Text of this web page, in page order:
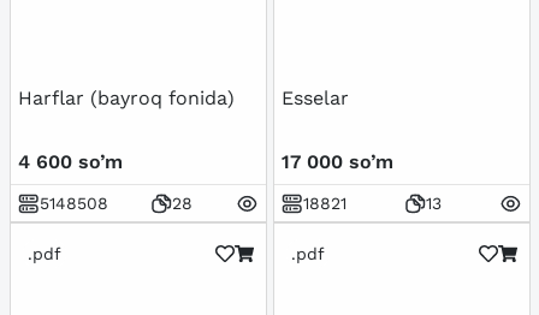
Harflar (bayroq fonida)
4 600 so’m
5148508 28
Esselar
17 000 so’m
18821 13
.pdf .pdf